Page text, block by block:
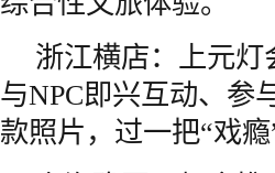
浙江横店：上元
与NPC即兴互动、参
款照片，过一把“戏瘾